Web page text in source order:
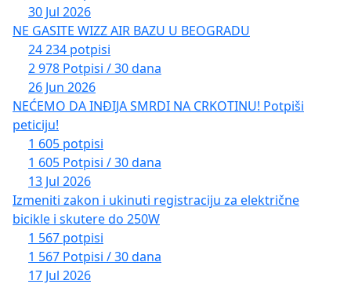
30 Jul 2026
NE GASITE WIZZ AIR BAZU U BEOGRADU
24 234 potpisi
2 978 Potpisi / 30 dana
26 Jun 2026
NEĆEMO DA INĐIJA SMRDI NA CRKOTINU! Potpiši
peticiju!
1 605 potpisi
1 605 Potpisi / 30 dana
13 Jul 2026
Izmeniti zakon i ukinuti registraciju za električne
bicikle i skutere do 250W
1 567 potpisi
1 567 Potpisi / 30 dana
17 Jul 2026